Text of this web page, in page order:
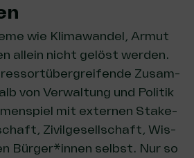
wie Kli­ma­wan­del, Armut
allein nicht gelöst wer­den.
Zusam­
von Ver­wal­tung und Poli­tik
mit exter­nen Stake­
Zivil­ge­sell­schaft, Wis­
Bürger*innen selbst. Nur so